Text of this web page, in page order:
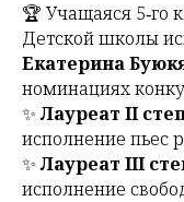
🏆 Учащаяся 5‑го
Детской школы
Екатерина
номинациях
✨Лауреат II
исполнение пьес
✨Лауреат III
исполнение